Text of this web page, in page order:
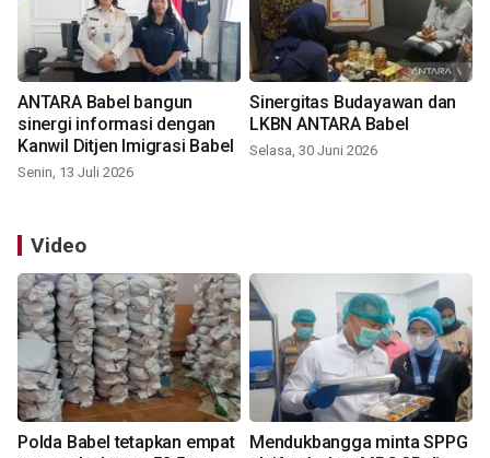
ANTARA Babel bangun
sinergi informasi dengan
Kanwil Ditjen Imigrasi Babel
Senin, 13 Juli 2026
Sinergitas Budayawan dan
LKBN ANTARA Babel
Selasa, 30 Juni 2026
Video
Polda Babel tetapkan empat
Mendukbangga minta SPPG